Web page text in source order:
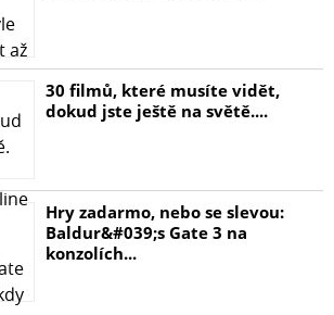
30 filmů, které musíte vidět,
dokud jste ještě na světě....
Hry zadarmo, nebo se slevou:
Baldur&#039;s Gate 3 na
konzolích...